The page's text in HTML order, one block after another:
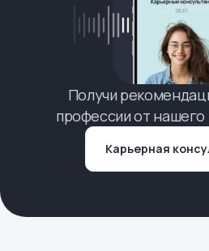
Получи
профессии от нашего
Карьерная